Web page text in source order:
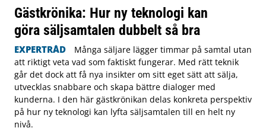
Gästkrönika: Hur ny teknologi kan
göra säljsamtalen dubbelt så bra
EXPERTRÅD
Många säljare lägger timmar på samtal utan
att riktigt veta vad som faktiskt fungerar. Med rätt teknik
går det dock att få nya insikter om sitt eget sätt att sälja,
utvecklas snabbare och skapa bättre dialoger med
kunderna. I den här gästkrönikan delas konkreta perspektiv
på hur ny teknologi kan lyfta säljsamtalen till en helt ny
nivå.